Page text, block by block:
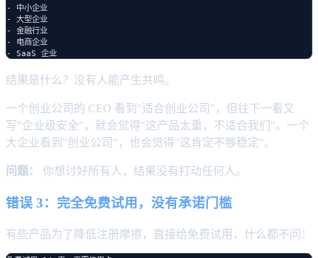
- 中小企业
- 大型企业
- 金融行业
- 电商企业
结果是什么？没有人能产生共鸣。
一个创业公司的 CEO 看到"适合创业公司"，但往下一看又
写"企业级安全"，就会觉得"这产品太重，不适合我们"。一个
大企业看到"创业公司"，也会觉得"这肯定不够稳定"。
问题： 你想讨好所有人，结果没有打动任何人。
错误 3：完全免费试用，没有承诺门槛
有些产品为了降低注册摩擦，直接给免费试用，什么都不问：